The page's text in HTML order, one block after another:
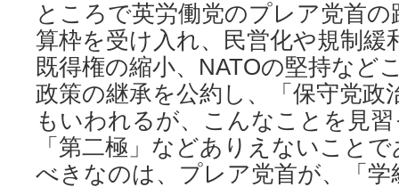
ところで英労働党のプレア党首
算枠を受け入れ、民営化や規制緩
既得権の縮小、NATOの堅持など
政策の継承を公約し、「保守党政
もいわれるが、こんなことを見
「第二極」などありえないこと
べきなのは、プレア党首が、「